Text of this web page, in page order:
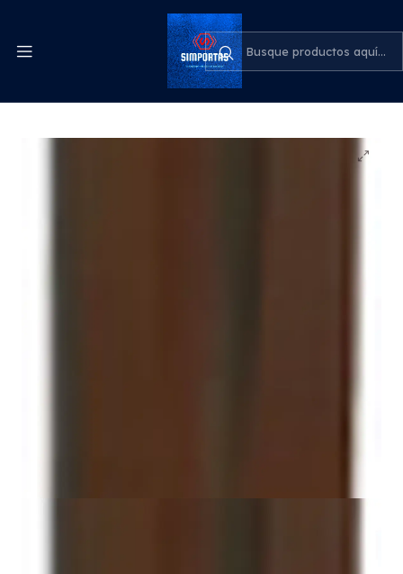
Despachos express a todo el país
Inicio Medicina
Mango Bisturí Doble N°3 Y N°4 Edicion Calidad Acero
Inox